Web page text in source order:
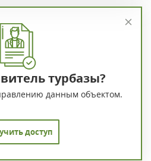
турбазы?
данным объектом.
доступ